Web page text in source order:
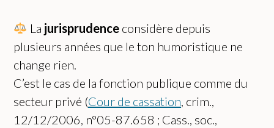
La jurisprudenceconsidère depuis
plusieurs années que le ton humoristique ne
change rien.
C’est le cas de la fonction publique comme du
secteur privé (Cour de cassation, crim.,
12/12/2006, n°05-87.658 ; Cass., soc.,